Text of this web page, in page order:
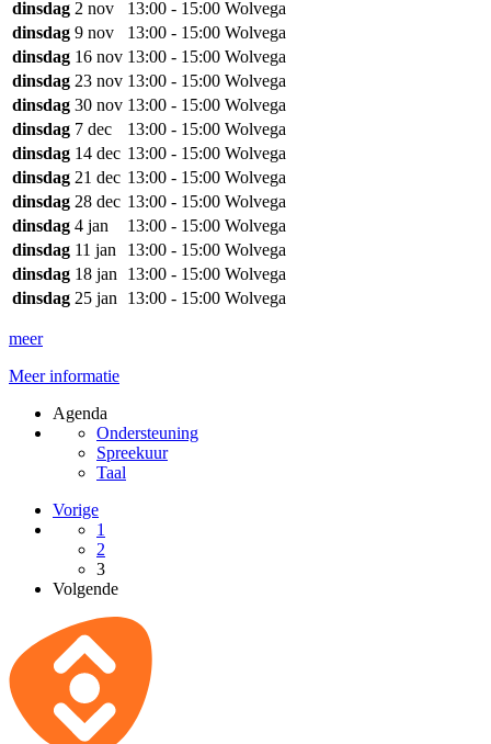
dinsdag 2 nov 13:00 - 15:00 Wolvega
dinsdag 9 nov 13:00 - 15:00 Wolvega
dinsdag 16 nov 13:00 - 15:00 Wolvega
dinsdag 23 nov 13:00 - 15:00 Wolvega
dinsdag 30 nov 13:00 - 15:00 Wolvega
dinsdag 7 dec 13:00 - 15:00 Wolvega
dinsdag 14 dec 13:00 - 15:00 Wolvega
dinsdag 21 dec 13:00 - 15:00 Wolvega
dinsdag 28 dec 13:00 - 15:00 Wolvega
dinsdag 4 jan 13:00 - 15:00 Wolvega
dinsdag 11 jan 13:00 - 15:00 Wolvega
dinsdag 18 jan 13:00 - 15:00 Wolvega
dinsdag 25 jan 13:00 - 15:00 Wolvega
meer
Meer informatie
Agenda
Ondersteuning
Spreekuur
Taal
Vorige
1
2
3
Volgende